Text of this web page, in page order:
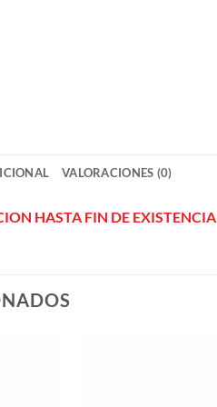
VALORACIONES (0)
HASTA FIN DE EXISTENCIA